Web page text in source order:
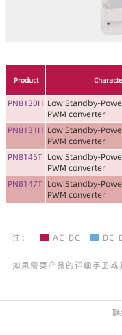
Product
PN8130H Low Standby-
PWM converter
PN8131H Low Standby-
PWM converter
PN8145T Low Standby-
PWM converter
PN8147T Low Standby-
PWM converter
注： AC-DC DC-
如果需要产品的详细手册或